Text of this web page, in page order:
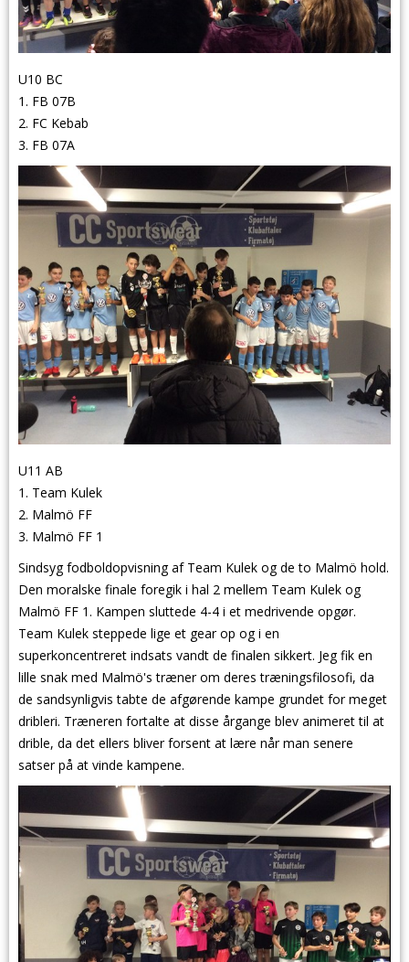
U10 BC
1. FB 07B
2. FC Kebab
3. FB 07A
U11 AB
1. Team Kulek
2. Malmö FF
3. Malmö FF 1
Sindsyg fodboldopvisning af Team Kulek og de to Malmö hold.
Den moralske finale foregik i hal 2 mellem Team Kulek og
Malmö FF 1. Kampen sluttede 4-4 i et medrivende opgør.
Team Kulek steppede lige et gear op og i en
superkoncentreret indsats vandt de finalen sikkert. Jeg fik en
lille snak med Malmö's træner om deres træningsfilosofi, da
de sandsynligvis tabte de afgørende kampe grundet for meget
dribleri. Træneren fortalte at disse årgange blev animeret til at
drible, da det ellers bliver forsent at lære når man senere
satser på at vinde kampene.